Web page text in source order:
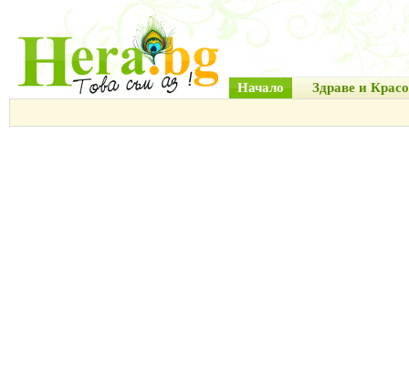
Начало Здраве и